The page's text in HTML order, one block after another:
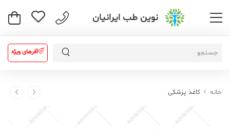
نوین طب ایرانیان
آفرهای ویژه
خانه کاغذ پزشکی